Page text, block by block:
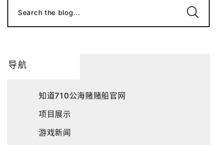
Search the blog...
导航
知道710公海赌赌船官网
项目展示
游戏新闻